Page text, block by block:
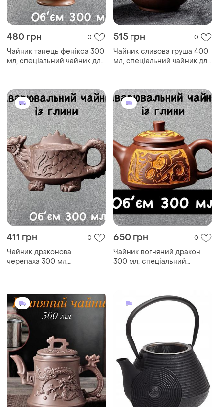
480 грн 0
Чайник танець фенікса 300
мл, спеціальний чайник для
китайський чайник
515 грн 0
Чайник сливова груша 400
мл, спеціальний чайник для
китайський чайник
411 грн 0
Чайник драконова
черепаха 300 мл,
китайський чайник
650 грн 0
Чайник вогняний дракон
300 мл, спеціальний